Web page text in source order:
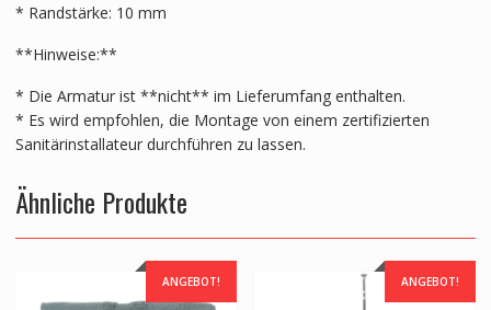
* Randstärke: 10 mm
**Hinweise:**
* Die Armatur ist **nicht** im Lieferumfang enthalten.
* Es wird empfohlen, die Montage von einem zertifizierten
Sanitärinstallateur durchführen zu lassen.
Ähnliche Produkte
ANGEBOT! ANGEBOT!